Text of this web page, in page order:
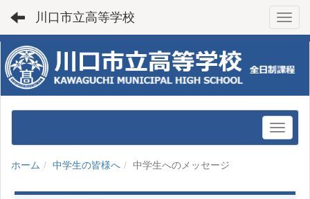
川口市立高等学校
ホーム 中学生の皆様へ 中学生へのメッセージ